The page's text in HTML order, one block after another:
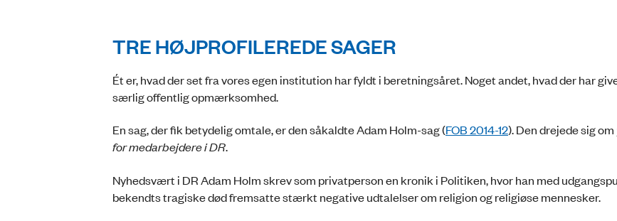
TRE HØJPROFILEREDE SAGER
Ét er, hvad der set fra vores egen institution har fyldt i beretningsåret. Noget andet, hvad der har
særlig offentlig opmærksomhed.
En sag, der fik betydelig omtale, er den såkaldte Adam Holm-sag (FOB 2014-12). Den drejede sig om
for medarbejdere i DR.
Nyhedsvært i DR Adam Holm skrev som privatperson en kronik i Politiken, hvor han med
bekendts tragiske død fremsatte stærkt negative udtalelser om religion og religiøse mennesker.